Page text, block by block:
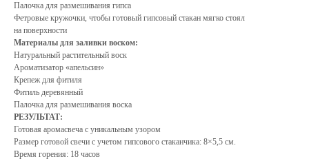
Палочка для размешивания гипса
Фетровые кружочки, чтобы готовый гипсовый стакан мягко стоял
на поверхности
Материалы для заливки воском:
Натуральный растительный воск
Ароматизатор «апельсин»
Крепеж для фитиля
Фитиль деревянный
Палочка для размешивания воска
РЕЗУЛЬТАТ:
Готовая аромасвеча с уникальным узором
Размер готовой свечи с учетом гипсового стаканчика: 8×5,5 см.
Время горения: 18 часов